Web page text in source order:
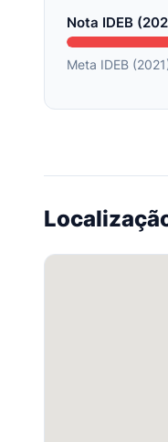
Nota IDEB
Meta IDEB